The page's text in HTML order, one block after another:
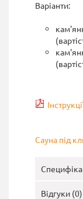
Варіанти:
Сауна під
Відгуки (0)